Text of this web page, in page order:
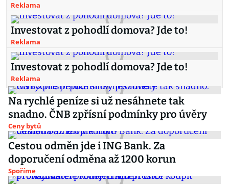
Reklama
Investovat z pohodlí domova? Jde to!
Reklama
Investovat z pohodlí domova? Jde to!
Reklama
Na rychlé peníze si už nesáhnete tak
snadno. ČNB zpřísní podmínky pro úvěry
Ceny bytů
Cestou odměn jde i ING Bank. Za
doporučení odměna až 1200 korun
Spoříme